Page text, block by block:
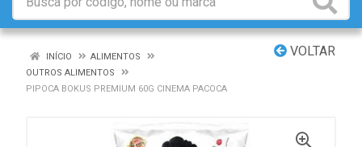
VOLTAR
INÍCIO
ALIMENTOS
OUTROS ALIMENTOS
PIPOCA BOKUS PREMIUM 60G CINEMA PACOCA